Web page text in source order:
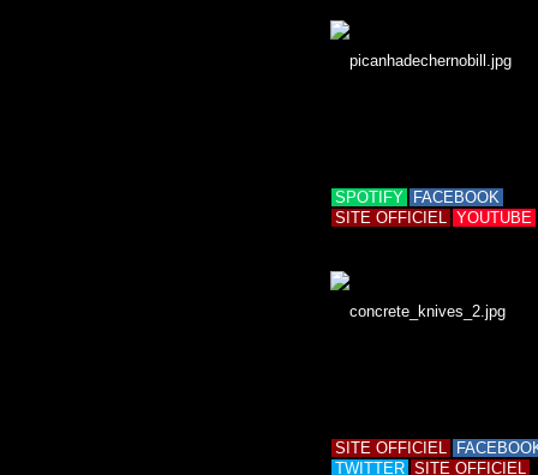
SPOTIFY
FACEBOOK
SITE OFFICIEL YOUTUBE
SITE OFFICIEL
TWITTER SITE OFFICIEL